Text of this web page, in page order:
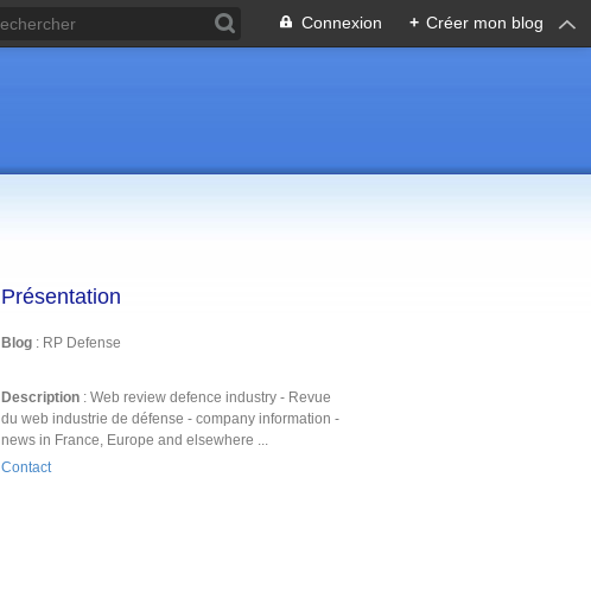
Connexion + Créer mon blog
Présentation
Blog : RP Defense
Description : Web review defence industry - Revue
du web industrie de défense - company information -
news in France, Europe and elsewhere ...
Contact